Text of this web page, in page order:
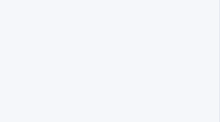
20